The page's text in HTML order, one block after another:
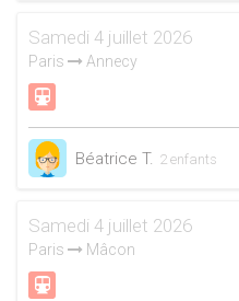
Samedi 4 juillet 2026
Paris Annecy
Béatrice T. 2 enfants
Samedi 4 juillet 2026
Paris Mâcon